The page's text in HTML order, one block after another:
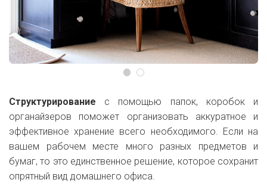
Структурирование с помощью папок, коробок и
органайзеров поможет организовать аккуратное и
эффективное хранение всего необходимого. Если на
вашем рабочем месте много разных предметов и
бумаг, то это единственное решение, которое сохранит
опрятный вид домашнего офиса.